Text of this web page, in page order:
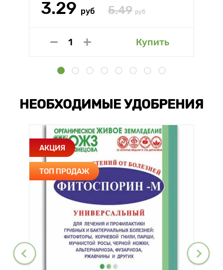
3.29 руб 5.49 руб
Купить
НЕОБХОДИМЫЕ УДОБРЕНИЯ
АКЦИЯ
ТОП ПРОДАЖ